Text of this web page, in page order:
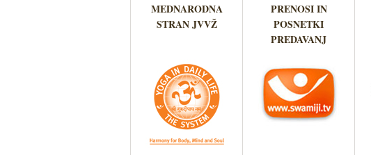
MEDNARODNA
STRAN JVVŽ
PRENOSI IN
POSNETKI
PREDAVANJ